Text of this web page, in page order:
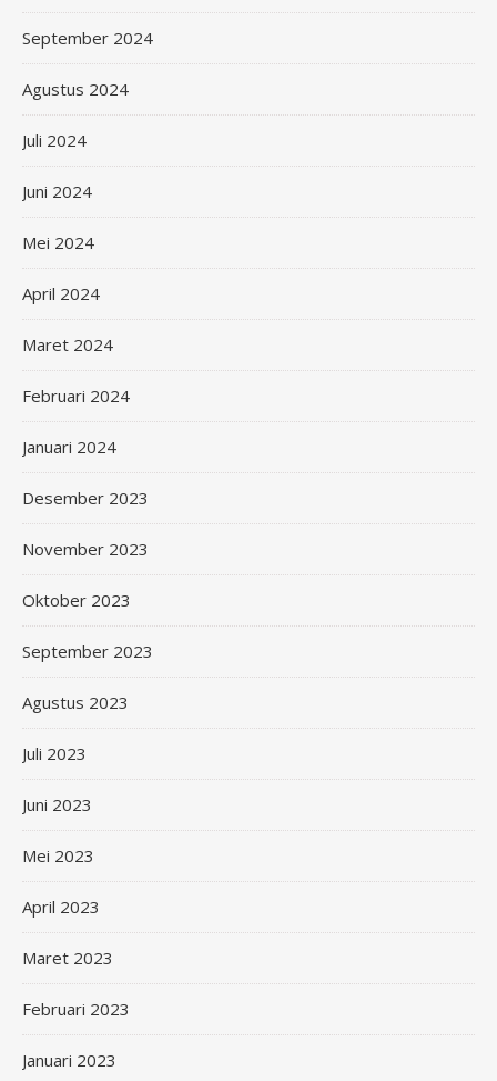
September 2024
Agustus 2024
Juli 2024
Juni 2024
Mei 2024
April 2024
Maret 2024
Februari 2024
Januari 2024
Desember 2023
November 2023
Oktober 2023
September 2023
Agustus 2023
Juli 2023
Juni 2023
Mei 2023
April 2023
Maret 2023
Februari 2023
Januari 2023